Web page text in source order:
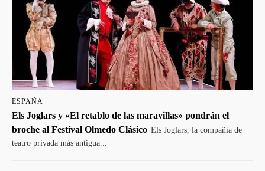
ESPAÑA
Els Joglars y «El retablo de las maravillas» pondrán el
broche al Festival Olmedo Clásico Els Joglars, la compañía de
teatro privada más antigua...